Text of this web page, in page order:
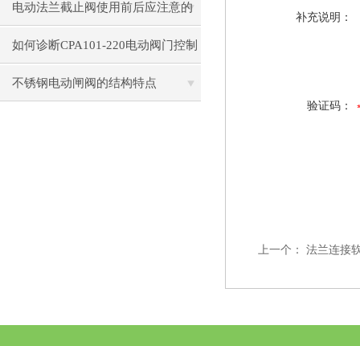
电动法兰截止阀使用前后应注意的
事
如何诊断CPA101-220电动阀门控制
器的通信故障？
不锈钢电动闸阀的结构特点
补充说明：
验证码：
上一个： 法兰连接